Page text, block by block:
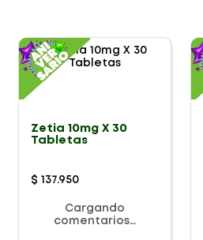
Zetia 10mg X 30
Tabletas
$ 137.950
Cargando
comentarios…